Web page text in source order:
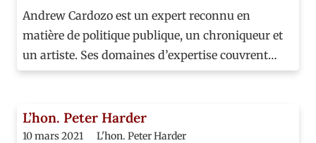
Andrew Cardozo est un expert reconnu en
matière de politique publique, un chroniqueur et
un artiste. Ses domaines d’expertise couvrent…
L’hon. Peter Harder
10 mars 2021 L'hon. Peter Harder